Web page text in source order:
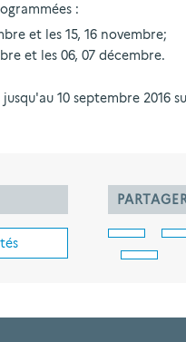
:
et les 15, 16 novembre;
et les 06, 07 décembre.
10 septembre 2016